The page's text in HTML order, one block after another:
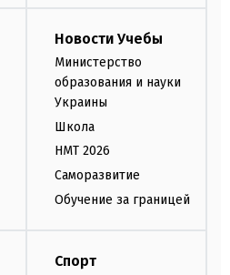
Новости Учебы
Министерство
образования и науки
Украины
Школа
НМТ 2026
Саморазвитие
Обучение за границей
Спорт